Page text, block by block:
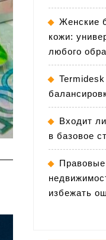
Женские
кожи:
любого
Входит
в базовое
Правовые
избежать